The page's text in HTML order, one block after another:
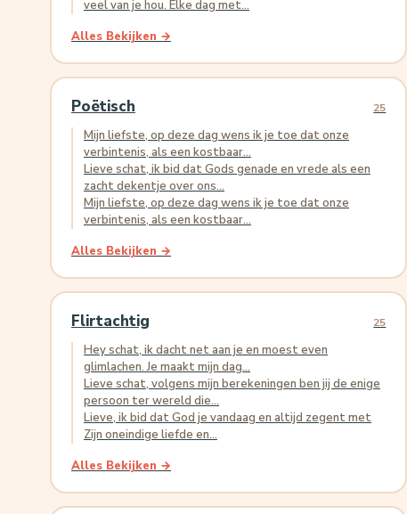
veel van je hou. Elke dag met...
Alles Bekijken →
Poëtisch 25
Mijn liefste, op deze dag wens ik je toe dat onze
verbintenis, als een kostbaar...
Lieve schat, ik bid dat Gods genade en vrede als een
zacht dekentje over ons...
Mijn liefste, op deze dag wens ik je toe dat onze
verbintenis, als een kostbaar...
Alles Bekijken →
Flirtachtig 25
Hey schat, ik dacht net aan je en moest even
glimlachen. Je maakt mijn dag...
Lieve schat, volgens mijn berekeningen ben jij de enige
persoon ter wereld die...
Lieve, ik bid dat God je vandaag en altijd zegent met
Zijn oneindige liefde en...
Alles Bekijken →